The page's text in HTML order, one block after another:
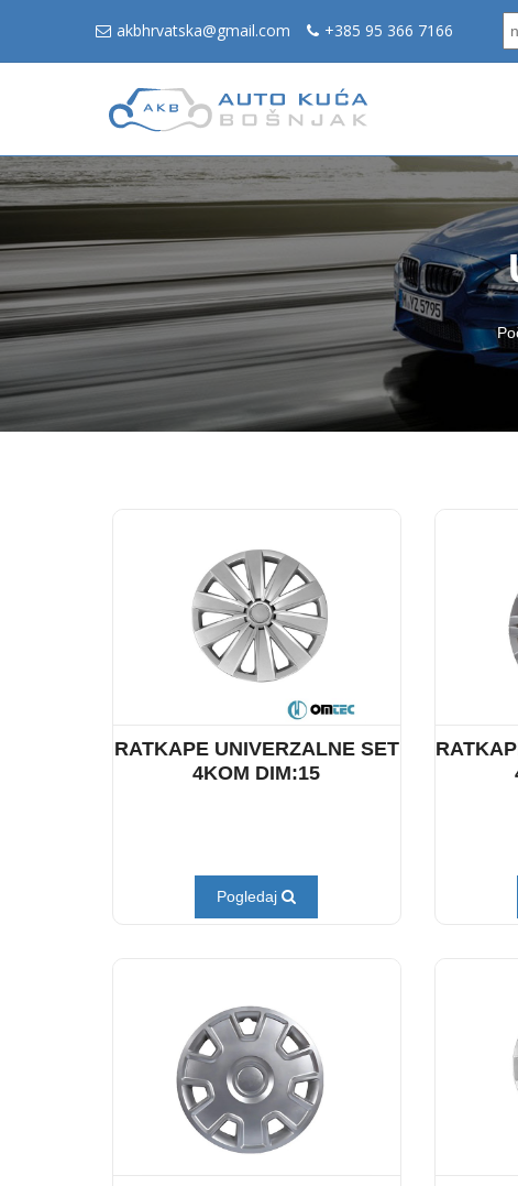
akbhrvatska@gmail.com +385 95 366 7166
RATKAPE UNIVERZALNE SET
4KOM DIM:15
Pogledaj